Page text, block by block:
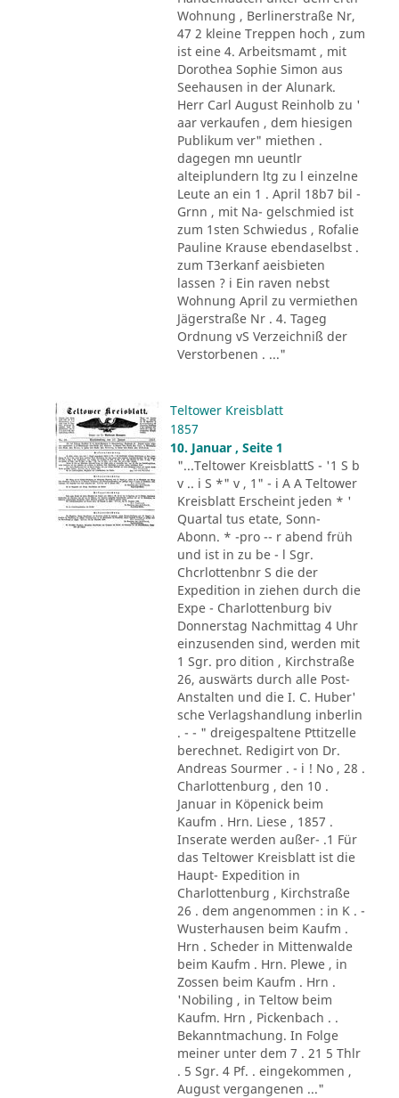
Wohnung , Berlinerstraße Nr,
47 2 kleine Treppen hoch , zum
ist eine 4. Arbeitsmamt , mit
Dorothea Sophie Simon aus
Seehausen in der Alunark.
Herr Carl August Reinholb zu '
aar verkaufen , dem hiesigen
Publikum ver" miethen .
dagegen mn ueuntlr
alteiplundern ltg zu l einzelne
Leute an ein 1 . April 18b7 bil -
Grnn , mit Na- gelschmied ist
zum 1sten Schwiedus , Rofalie
Pauline Krause ebendaselbst .
zum T3erkanf aeisbieten
lassen ? i Ein raven nebst
Wohnung April zu vermiethen
Jägerstraße Nr . 4. Tageg
Ordnung vS Verzeichniß der
Verstorbenen . ..."
Teltower Kreisblatt
1857
10. Januar , Seite 1
"...Teltower KreisblattS - '1 S b
v .. i S *" v , 1" - i A A Teltower
Kreisblatt Erscheint jeden * '
Quartal tus etate, Sonn-
Abonn. * -pro -- r abend früh
und ist in zu be - l Sgr.
Chcrlottenbnr S die der
Expedition in ziehen durch die
Expe - Charlottenburg biv
Donnerstag Nachmittag 4 Uhr
einzusenden sind, werden mit
1 Sgr. pro dition , Kirchstraße
26, auswärts durch alle Post-
Anstalten und die I. C. Huber'
sche Verlagshandlung inberlin
. - - " dreigespaltene Pttitzelle
berechnet. Redigirt von Dr.
Andreas Sourmer . - i ! No , 28 .
Charlottenburg , den 10 .
Januar in Köpenick beim
Kaufm . Hrn. Liese , 1857 .
Inserate werden außer- .1 Für
das Teltower Kreisblatt ist die
Haupt- Expedition in
Charlottenburg , Kirchstraße
26 . dem angenommen : in K . -
Wusterhausen beim Kaufm .
Hrn . Scheder in Mittenwalde
beim Kaufm . Hrn. Plewe , in
Zossen beim Kaufm . Hrn .
'Nobiling , in Teltow beim
Kaufm. Hrn , Pickenbach . .
Bekanntmachung. In Folge
meiner unter dem 7 . 21 5 Thlr
. 5 Sgr. 4 Pf. . eingekommen ,
August vergangenen ..."